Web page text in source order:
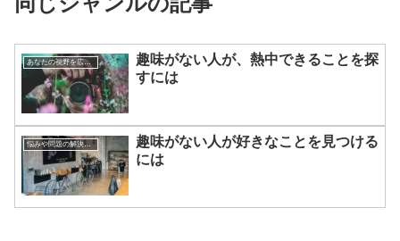
あなたの視野を広げる方法
趣味がない人が、熱中できることを探
すには
悩みや問題の解決方法
趣味がない人が好きなことを見つける
には